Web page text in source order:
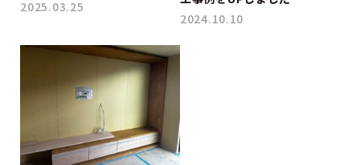
2025.03.25
2024.10.10